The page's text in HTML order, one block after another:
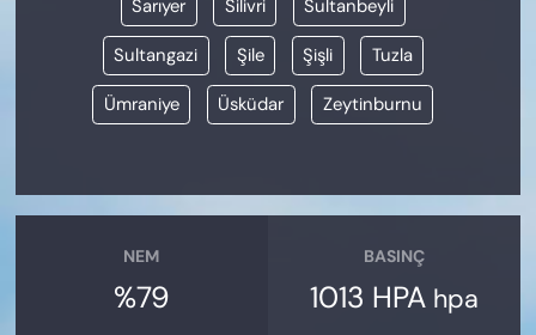
Sarıyer Silivri Sultanbeyli
Sultangazi Şile Şişli Tuzla
Ümraniye Üsküdar Zeytinburnu
NEM
%79
BASINÇ
1013 HPA hpa